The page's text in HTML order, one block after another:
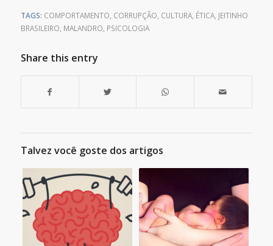
TAGS: COMPORTAMENTO CORRUPÇÃO CULTURA, ÉTICA, JEITINHO
BRASILEIRO MALANDRO PSICOLOGIA
Share this entry
Talvez você goste dos artigos